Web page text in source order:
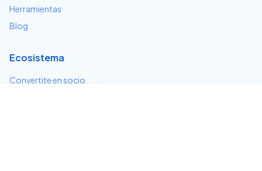
Herramientas
Blog
Ecosistema
Convertite en socio